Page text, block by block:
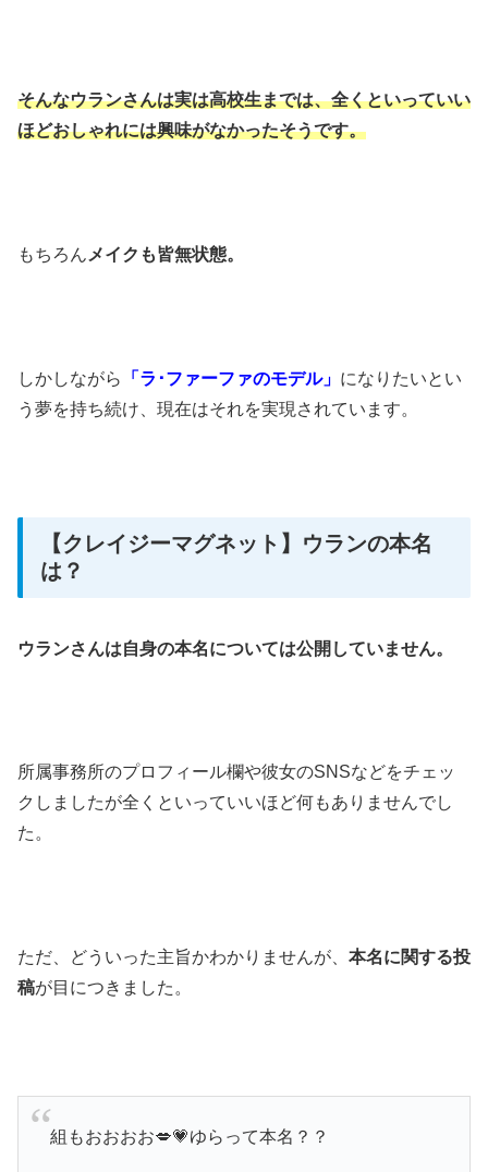
そんなウランさんは実は高校生までは、全くといっていい
ほどおしゃれには興味がなかったそうです。
もちろん メイクも皆無状態。
しかしながら 「ラ･ファーファのモデル」 になりたいとい
う夢を持ち続け、 現在はそれを実現されています。
【クレイジーマグネット】ウランの本名
は？
ウランさんは自身の本名については公開していません。
所属事務所のプロフィール欄や彼女のSNSなどをチェッ
クしましたが全くといっていいほど何もありませんでし
た。
ただ、どういった主旨かわかりませんが、 本名に関する投
稿が目につきました。
組もおおおお💋💗ゆらって本名？？